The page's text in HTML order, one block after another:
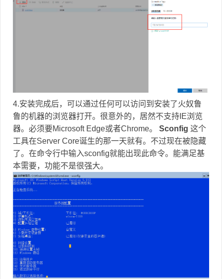
4.安装完成后，可以通过任何可以访问到安装了火奴鲁
鲁的机器的浏览器打开。很意外的，居然不支持IE浏览
器。必须要Microsoft Edge或者Chrome。 Sconfig 这个
工具在Server Core诞生的那一天就有。不过现在被隐藏
了。在命令行中输入sconfig就能出现此命令。能满足基
本需要，功能不是很强大。